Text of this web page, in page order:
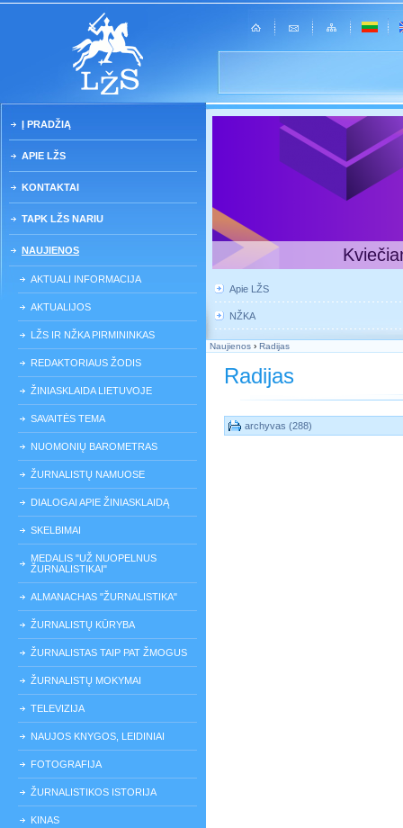
Į PRADŽIĄ
APIE LŽS
KONTAKTAI
TAPK LŽS NARIU
NAUJIENOS
AKTUALI INFORMACIJA
AKTUALIJOS
LŽS IR NŽKA PIRMININKAS
REDAKTORIAUS ŽODIS
ŽINIASKLAIDA LIETUVOJE
SAVAITĖS TEMA
NUOMONIŲ BAROMETRAS
ŽURNALISTŲ NAMUOSE
DIALOGAI APIE ŽINIASKLAIDĄ
SKELBIMAI
MEDALIS "UŽ NUOPELNUS
ŽURNALISTIKAI"
ALMANACHAS "ŽURNALISTIKA"
ŽURNALISTŲ KŪRYBA
ŽURNALISTAS TAIP PAT ŽMOGUS
ŽURNALISTŲ MOKYMAI
TELEVIZIJA
NAUJOS KNYGOS, LEIDINIAI
FOTOGRAFIJA
ŽURNALISTIKOS ISTORIJA
KINAS
Apie LŽS
NŽKA
Naujienos › Radijas
Radijas
archyvas (288)